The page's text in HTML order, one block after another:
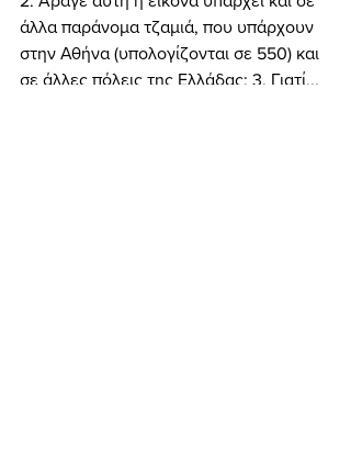
άλλα παράνομα τζαμιά, που υπάρχουν
στην Αθήνα (υπολογίζονται σε 550) και
σε άλλες πόλεις της Ελλάδας; 3. Γιατί...